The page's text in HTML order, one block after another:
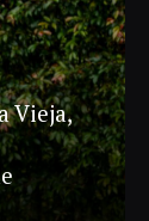
Vieja,